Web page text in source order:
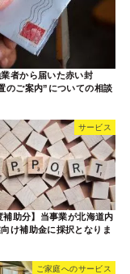
者から届いた赤い封
のご案内”についての相談
サービス
補助分】当事業が北海道内
け補助金に採択となりま
ご家庭へのサービス